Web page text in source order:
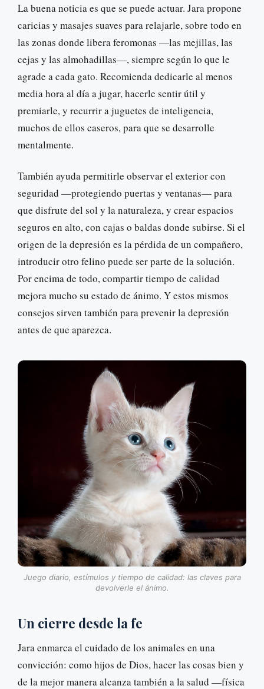
La buena noticia es que se puede actuar. Jara propone
caricias y masajes suaves para relajarle, sobre todo en
las zonas donde libera feromonas —las mejillas, las
cejas y las almohadillas—, siempre según lo que le
agrade a cada gato. Recomienda dedicarle al menos
media hora al día a jugar, hacerle sentir útil y
premiarle, y recurrir a juguetes de inteligencia,
muchos de ellos caseros, para que se desarrolle
mentalmente.
También ayuda permitirle observar el exterior con
seguridad —protegiendo puertas y ventanas— para
que disfrute del sol y la naturaleza, y crear espacios
seguros en alto, con cajas o baldas donde subirse. Si el
origen de la depresión es la pérdida de un compañero,
introducir otro felino puede ser parte de la solución.
Por encima de todo, compartir tiempo de calidad
mejora mucho su estado de ánimo. Y estos mismos
consejos sirven también para prevenir la depresión
antes de que aparezca.
Juego diario, estímulos y tiempo de calidad: las claves para
devolverle el ánimo.
Un cierre desde la fe
Jara enmarca el cuidado de los animales en una
convicción: como hijos de Dios, hacer las cosas bien y
de la mejor manera alcanza también a la salud —física